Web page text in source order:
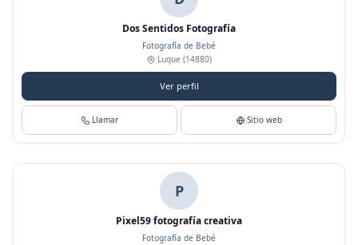
Dos Sentidos Fotografía
Fotografía de Bebé
Luque (14880)
Ver perfil
Llamar Sitio web
P
Pixel59 fotografía creativa
Fotografía de Bebé